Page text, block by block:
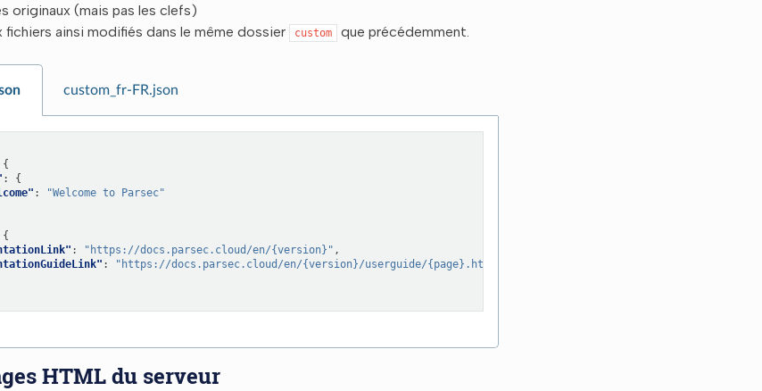
originaux (mais pas les clefs)
ainsi modifiés dans le même dossier
custom que précédemment.
custom_fr-FR.json
{
:
{
:
"Welcome to Parsec"
{
: "https://docs.parsec.cloud/en/{version}" ,
:
"https://docs.parsec.cloud/en/{version}/userguide/{page}.html"
HTML du serveur